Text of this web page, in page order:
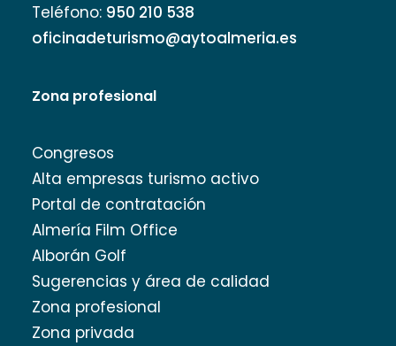
Teléfono: 950 210 538
oficinadeturismo@aytoalmeria.es
Zona profesional
Congresos
Alta empresas turismo activo
Portal de contratación
Almería Film Office
Alborán Golf
Sugerencias y área de calidad
Zona profesional
Zona privada